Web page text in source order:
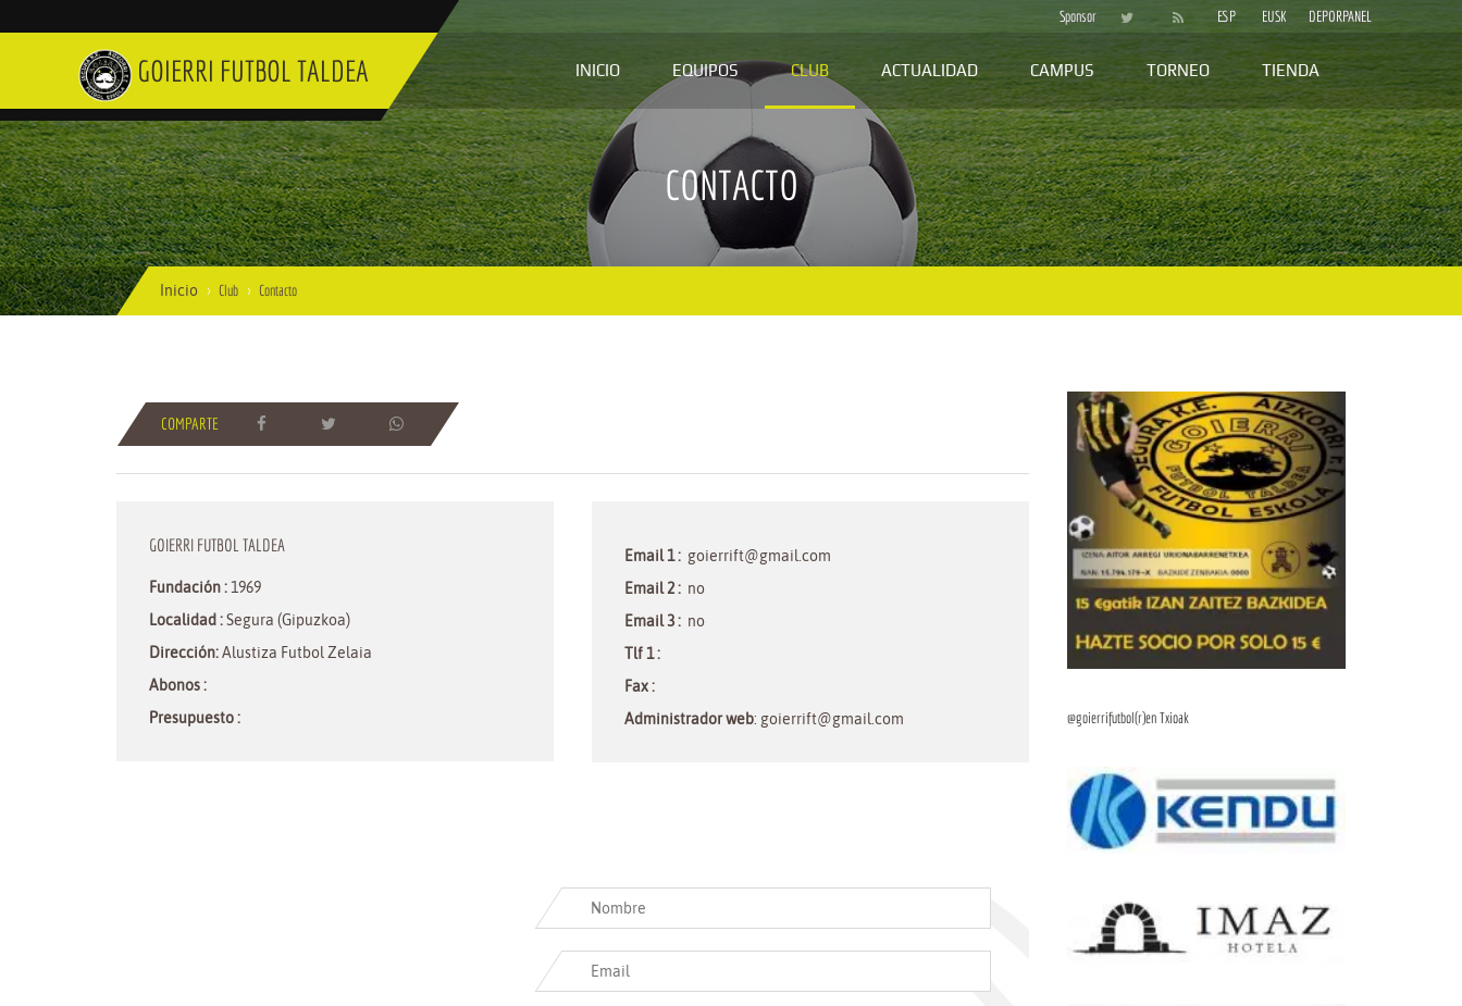
Sponsor ESP EUSK DEPORPANEL
GOIERRI FUTBOL TALDEA INICIO EQUIPOS CLUB ACTUALIDAD CAMPUS TORNEO TIENDA
CONTACTO
Inicio Club Contacto
COMPARTE
GOIERRI FUTBOL TALDEA
Fundación : 1969
Localidad :Segura (Gipuzkoa)
Dirección:Alustiza Futbol Zelaia
Abonos :
Presupuesto :
Email 1 :goierrift@gmail.com
Email 2 :no
Email 3 :no
Tlf 1 :
Fax :
Administrador web: goierrift@gmail.com @goierrifutbol(r)en Txioak